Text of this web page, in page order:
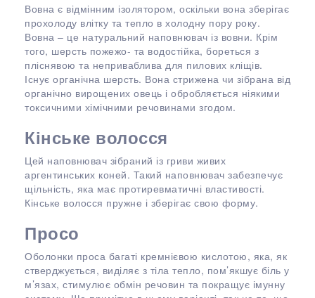
Вовна є відмінним ізолятором, оскільки вона зберігає
прохолоду влітку та тепло в холодну пору року.
Вовна – це натуральний наповнювач із вовни. Крім
того, шерсть пожежо- та водостійка, бореться з
пліснявою та неприваблива для пилових кліщів.
Існує органічна шерсть. Вона стрижена чи зібрана від
органічно вирощених овець і обробляється ніякими
токсичними хімічними речовинами згодом.
Кінське волосся
Цей наповнювач зібраний із гриви живих
аргентинських коней. Такий наповнювач забезпечує
щільність, яка має протиревматичні властивості.
Кінське волосся пружне і зберігає свою форму.
Просо
Оболонки проса багаті кремнієвою кислотою, яка, як
стверджується, виділяє з тіла тепло, пом’якшує біль у
м’язах, стимулює обмін речовин та покращує імунну